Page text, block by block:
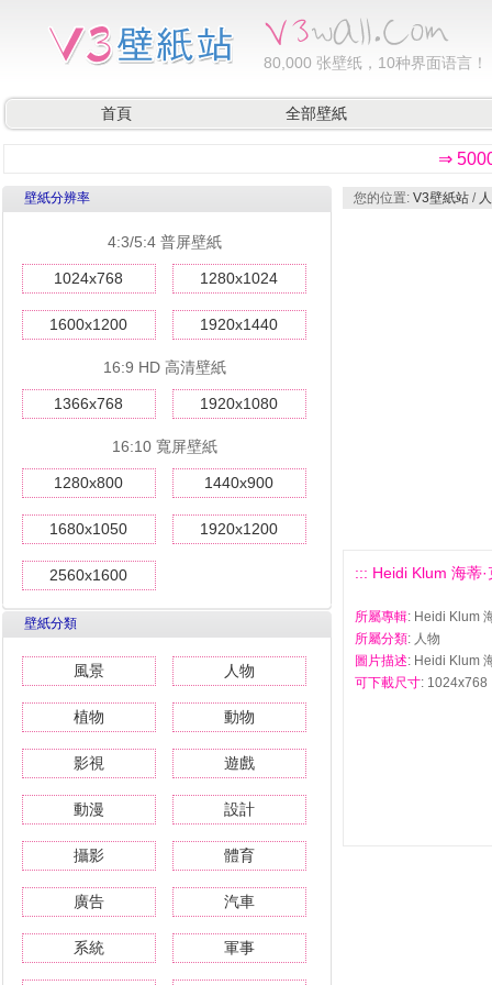
80,000 张壁纸，10种界面语言！
首頁 全部壁紙
⇒
壁紙分辨率
4:3/5:4 普屏壁紙
1024x768 1280x1024
1600x1200 1920x1440
16:9 HD 高清壁紙
1366x768 1920x1080
16:10 寬屏壁紙
1280x800 1440x900
1680x1050 1920x1200
2560x1600
壁紙分類
風景 人物
植物 動物
影視 遊戲
動漫 設計
攝影 體育
廣告 汽車
系統 軍事
您的位置: V3壁紙站 /
::: Heidi Klum 海蒂
所屬專輯: Heidi Klum
所屬分類: 人物
圖片描述: Heidi Klum
可下載尺寸: